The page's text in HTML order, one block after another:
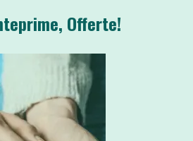
Offerte!